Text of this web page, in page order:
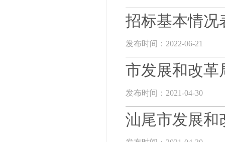
招标基本情况
发布时间：2022-06-21
市发展和改革
发布时间：2021-04-30
汕尾市发展和